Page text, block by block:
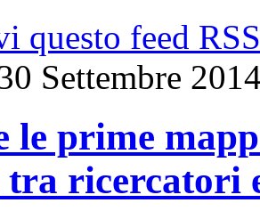
questo feed RSS
Settembre
le prime
tra ricercatori